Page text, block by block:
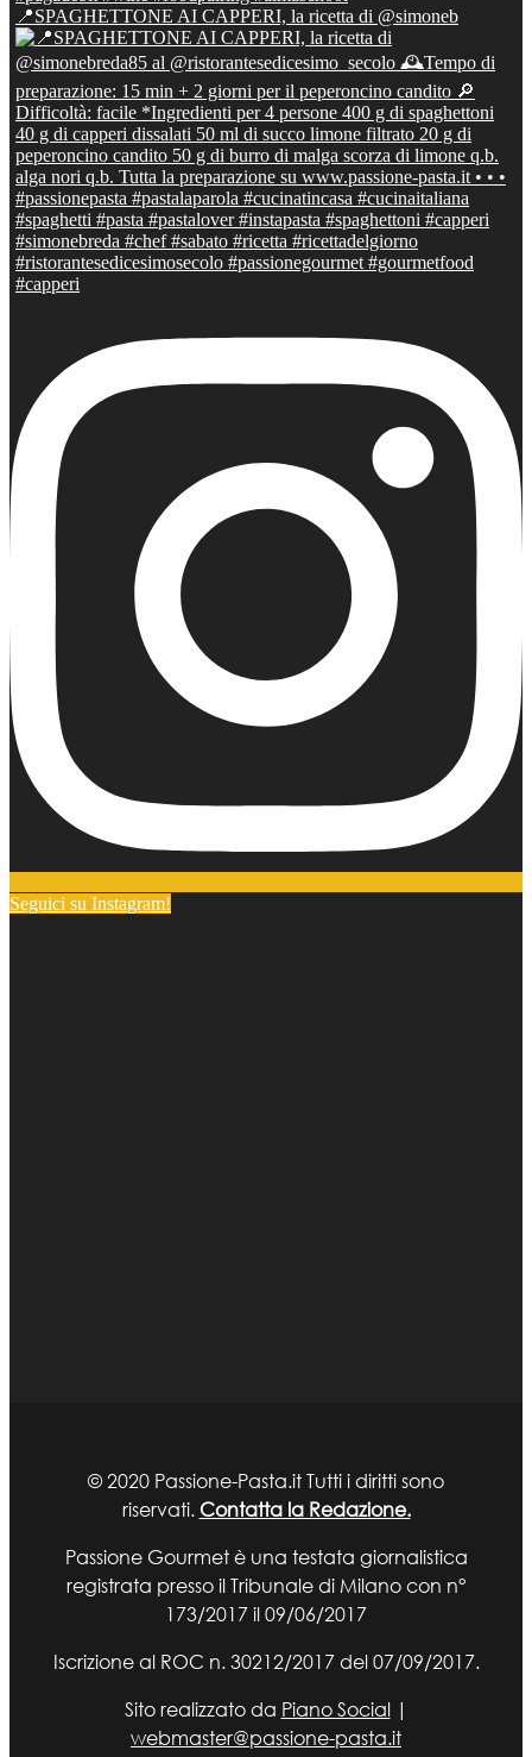
📍SPAGHETTONE AI CAPPERI, la ricetta di @simoneb
Seguici su Instagram!
© 2020 Passione-Pasta.it Tutti i diritti sono
riservati. Contatta la Redazione.
Passione Gourmet è una testata giornalistica
registrata presso il Tribunale di Milano con n°
173/2017 il 09/06/2017
Iscrizione al ROC n. 30212/2017 del 07/09/2017.
Sito realizzato da Piano Social|
webmaster@passione-pasta.it